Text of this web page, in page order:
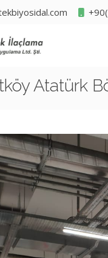
Atatürk